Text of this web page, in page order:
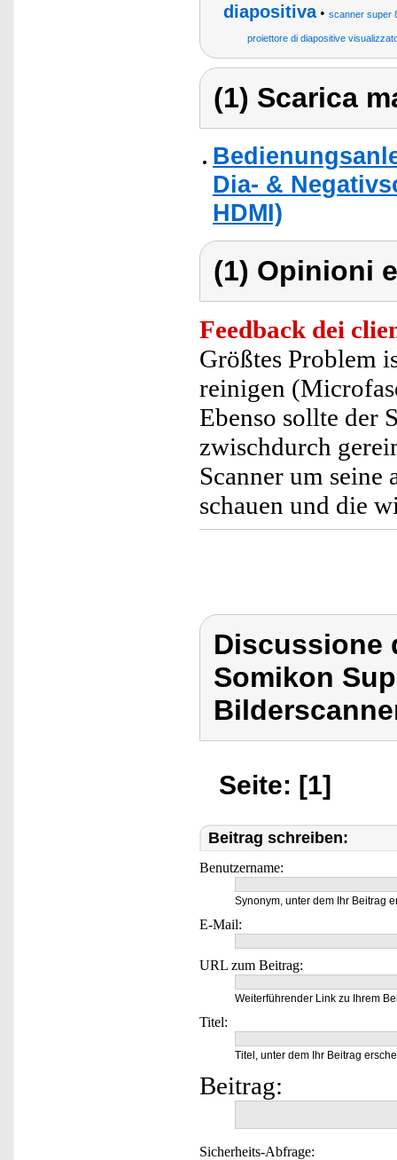
diapositiva• scanner super
proiettore di diapositive
(1) Scarica
Dia- &
HDMI)
(1) Opinioni
Feedback dei
Größtes Problem
reinigen
Ebenso sollte der
zwischdurch
Scanner um
schauen und die
Discussione
Somikon
Seite: [1]
Beitrag schreiben:
Benutzername:
Synonym, unter dem Ihr Beitrag
E-Mail:
URL zum Beitrag:
Weiterführender Link zu Ihrem
Titel:
Titel, unter dem Ihr Beitrag
Beitrag:
Sicherheits-Abfrage: